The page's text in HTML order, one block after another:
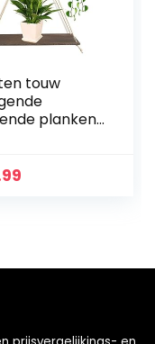
touw
planken
muur